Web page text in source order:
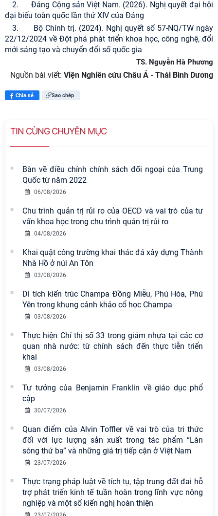
2. Đảng Cộng sản Việt Nam. (2026). Nghị quyết đại hội
đại biểu toàn quốc lần thứ XIV của Đảng
3. Bộ Chính trị. (2024). Nghị quyết số 57-NQ/TW ngày
22/12/2024 về Đột phá phát triển khoa học, công nghệ, đổi
mới sáng tạo và chuyển đổi số quốc gia
TS. Nguyễn Hà Phương
Nguồn bài viết: Viện Nghiên cứu Châu Á - Thái Bình Dương
Chia sẻ Sao chép
TIN CÙNG CHUYÊN MỤC
Bàn về điều chỉnh chính sách đối ngoại của Trung
Quốc từ năm 2022
06/08/2026
Chu trình quản trị rủi ro của OECD và vai trò của tư
vấn khoa học trong chu trình quản trị rủi ro
04/08/2026
Khai quật công trường khai thác đá xây dựng Thành
Nhà Hồ ở núi An Tôn
03/08/2026
Di tích kiến trúc Champa Đồng Miễu, Phú Hòa, Phú
Yên trong khung cảnh khảo cổ học Champa
03/08/2026
Thực hiện Chỉ thị số 33 trong giảm nhựa tại các cơ
quan nhà nước: từ chính sách đến thực tiễn triển
khai
03/08/2026
Tư tưởng của Benjamin Franklin về giáo dục phổ
cập
30/07/2026
Quan điểm của Alvin Toffler về vai trò của tri thức
đối với lực lượng sản xuất trong tác phẩm “Làn
sóng thứ ba” và những giá trị tiếp cận ở Việt Nam
23/07/2026
Thực trạng pháp luật về tích tụ, tập trung đất đai hỗ
trợ phát triển kinh tế tuần hoàn trong lĩnh vực nông
nghiệp và một số kiến nghị hoàn thiện
Viện Hàn lâm Khoa học xã hội Việt
Nam có 02 tác phẩm đạt giải khuyến
khích tại Cuộc thi chính luận bảo vệ
nền tảng tư tưởng của Đảng năm
2026
chuyên đề: Đẩy mạnh học tập, thực
hành tư tưởng, đạo đức, phương
pháp, phong cách Hồ Chí Minh trong
giai đoạn phát triển mới
Hội thảo khoa học quốc tế “Không
gian phát triển Việt Nam trong kỷ
nguyên mới: Định hướng chiến lược
vào thứ ba, ngày 28/7/2026
Tọa đàm Giao lưu chuyên đề về
những kinh nghiệm quan trọng của
Cộng sản Việt Nam trong lãnh đạo
sự nghiệp xây dựng chủ nghĩa xã hội